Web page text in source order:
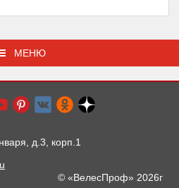
МЕНЮ
д.3, корп.1
© «ВелесПроф» 2026г